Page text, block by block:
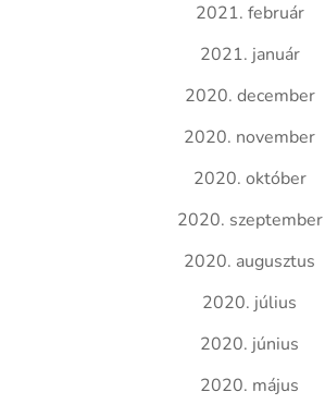
2021. február
2021. január
2020. december
2020. november
2020. október
2020. szeptember
2020. augusztus
2020. július
2020. június
2020. május